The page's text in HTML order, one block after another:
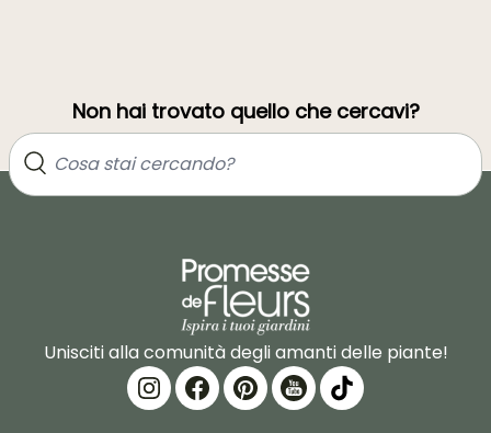
Non hai trovato quello che cercavi?
Unisciti alla comunità degli amanti delle piante!